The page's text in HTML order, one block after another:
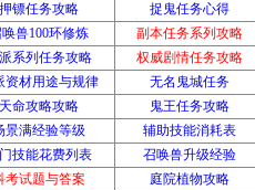
押镖任务攻略 捉鬼任务心得
兽100环修炼 副本任务系列攻略
系列任务攻略 权威剧情任务攻略
资材用途与规律 无名鬼城任务
天命攻略攻略 鬼王任务攻略
景满经验等级 辅助技能消耗表
技能花费列表 召唤兽升级经验
考试题与答案 庭院植物攻略